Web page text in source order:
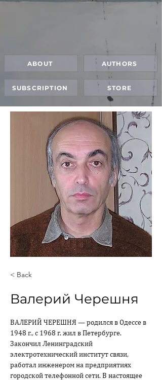
ABOUT AUTHORS
SUBSCRIPTION STORE
< Back
Валерий Черешня
ВАЛЕРИЙ ЧЕРЕШНЯ — родился в Одессе в
1948 г., с 1968 г. жил в Петербурге.
Закончил Ленинградский
электротехнический институт связи,
работал инженером на предприятиях
городской телефонной сети. В настоящее